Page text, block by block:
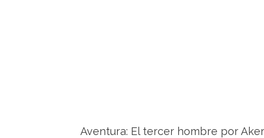
Aventura: El tercer hombre por Aker